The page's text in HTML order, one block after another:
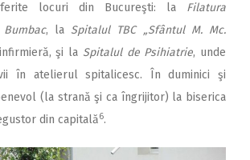
locuri din Bucureşti: la Filatura
, la Spitalul TBC „Sfântul M. Mc.
şi la Spitalul de Psihiatrie, unde
în atelierul spitalicesc. În duminici şi
(la strană şi ca îngrijitor) la biserica
din capitală6.